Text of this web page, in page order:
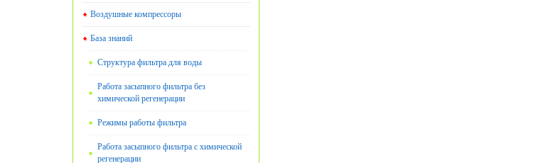
Воздушные компрессоры
База знаний
Структура фильтра для воды
Работа засыпного фильтра без
химической регенерации
Режимы работы фильтра
Работа засыпного фильтра с химической
регенерации